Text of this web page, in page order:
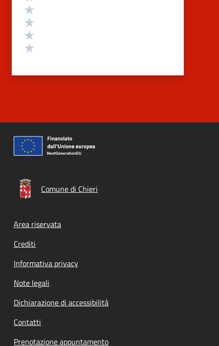
Comune di Chieri
Footer menu
Area riservata
Crediti
Informativa privacy
Note legali
Dichiarazione di accessibilità
Contatti
Prenotazione appuntamento